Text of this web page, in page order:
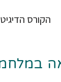
הקורס